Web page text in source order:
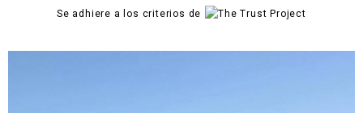
Se adhiere a los criterios de